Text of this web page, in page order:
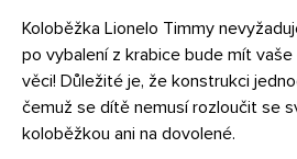
Koloběžka Lionelo Timmy
po vybalení z krabice bude mít
věci! Důležité je, že konstrukci
čemuž se dítě nemusí rozloučit se
koloběžkou ani na dovolené.